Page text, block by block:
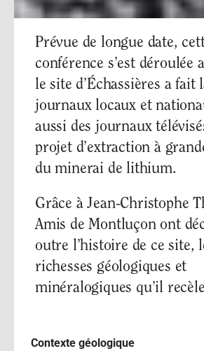
Prévue de longue date,
conférence s’est déroulée
le site d’Échassières a fait
journaux locaux et
aussi des journaux
projet d’extraction à
du minerai de lithium.
Grâce à Jean-Christophe
Amis de Montluçon ont
outre l’histoire de ce site,
richesses géologiques et
minéralogiques qu’il
Contexte géologique